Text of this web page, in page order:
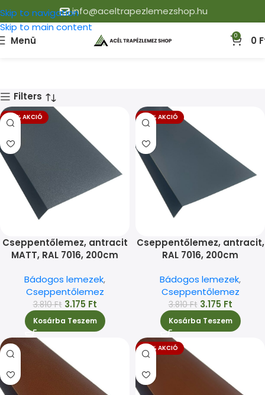
Skip to navigation
Skip to main content
info@aceltrapezlemezshop.hu
Menü 0 0
Filters
-17% AKCIÓ
Cseppentőlemez, antracit
MATT, RAL 7016, 200cm
Bádogos lemezek,
Cseppentőlemez
3.810Ft 3.175 Ft
Kosárba Teszem
-17% AKCIÓ
Cseppentőlemez, antracit,
RAL 7016, 200cm
Bádogos lemezek,
Cseppentőlemez
3.810Ft 3.175 Ft
Kosárba Teszem
-17% AKCIÓ